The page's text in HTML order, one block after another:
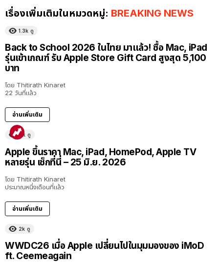
เรื่องเพิ่มเติมในหมวดหมู่: BREAKING NEWS
1.3k ดู
Back to School 2026 ในไทย มาแล้ว! ซื้อ Mac, iPad
รุ่นเข้าเกณฑ์ รับ Apple Store Gift Card สูงสุด 5,100
บาท
โดย Thitirath Kinaret
22 วันที่แล้ว
อ่านเพิ่มเติม
11k ดู
Apple ขึ้นราคา Mac, iPad, HomePod, Apple TV
หลายรุ่น เช็กที่นี่ – 25 มิ.ย. 2026
โดย Thitirath Kinaret
ประมาณหนึ่งเดือนที่แล้ว
อ่านเพิ่มเติม
2k ดู
WWDC26 เมื่อ Apple เปลี่ยนไปในมุมมองของ iMoD
ft. Ceemeagain